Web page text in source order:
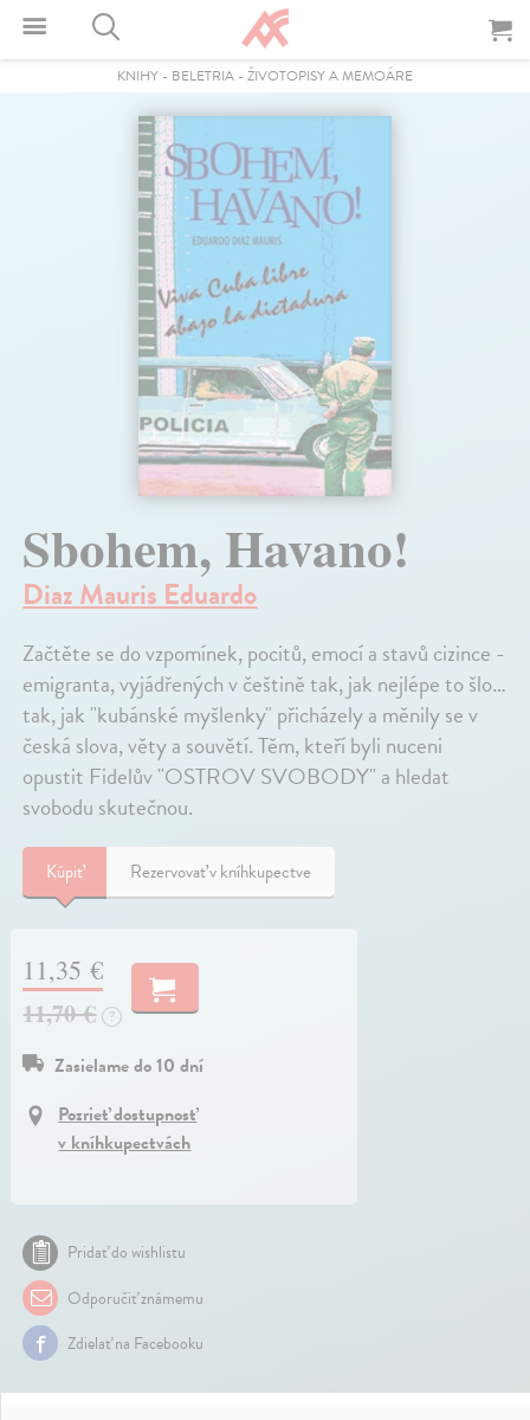
KNIHY - BELETRIA - ŽIVOTOPISY A MEMOÁRE
Sbohem, Havano!
Diaz Mauris Eduardo
Začtěte se do vzpomínek, pocitů, emocí a stavů cizince -
emigranta, vyjádřených v češtině tak, jak nejlépe to šlo…
tak, jak "kubánské myšlenky" přicházely a měnily se v
česká slova, věty a souvětí. Těm, kteří byli nuceni
opustit Fidelův "OSTROV SVOBODY" a hledat
svobodu skutečnou.
Kúpiť Rezervovať v kníhkupectve
11,35 €
11,70 €
?
Zasielame do 10 dní
Pozrieť dostupnosť
v kníhkupectvách
Pridať do wishlistu
Odporučiť známemu
Zdielať na Facebooku